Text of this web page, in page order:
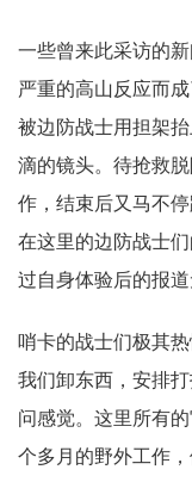
一些曾来此采访的
严重的高山反应而
被边防战士用担架
滴的镜头。待抢救
作，结束后又马不
在这里的边防战士
过自身体验后的报道
哨卡的战士们极其
我们卸东西，安排
问感觉。这里所有
个多月的野外工作